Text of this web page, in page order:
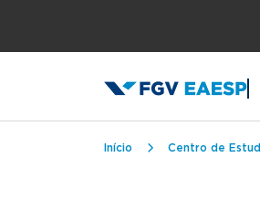
Trilha de
Início Centro de